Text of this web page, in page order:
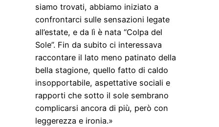
siamo trovati, abbiamo iniziato a
confrontarci sulle sensazioni legate
all’estate, e da lì è nata “Colpa del
Sole”. Fin da subito ci interessava
raccontare il lato meno patinato della
bella stagione, quello fatto di caldo
insopportabile, aspettative sociali e
rapporti che sotto il sole sembrano
complicarsi ancora di più, però con
leggerezza e ironia.»